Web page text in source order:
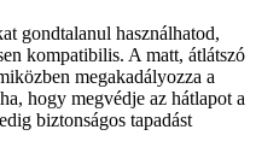
gondtalanul használhatod,
kompatibilis. A matt, átlátszó
megakadályozza a
hogy megvédje az hátlapot a
biztonságos tapadást